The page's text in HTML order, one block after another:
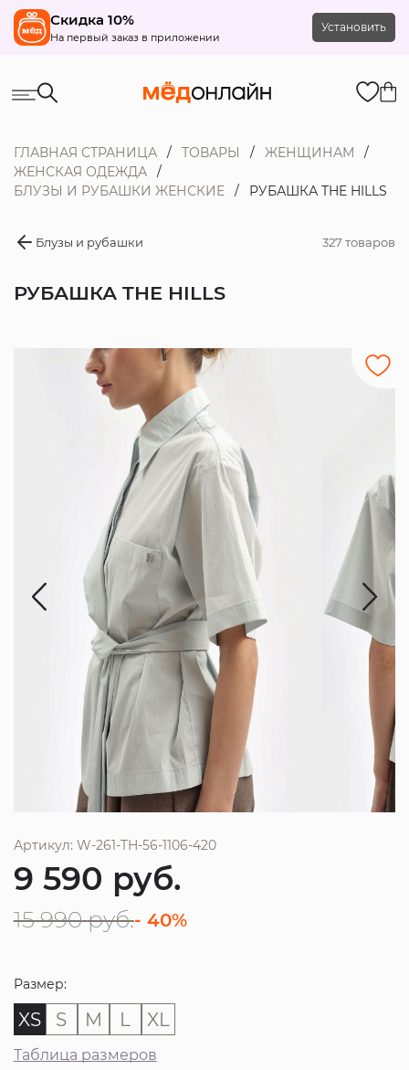
Скидка 10%
На первый заказ в приложении
Установить
ГЛАВНАЯ СТРАНИЦА ТОВАРЫ
ЖЕНЩИНАМ
ЖЕНСКАЯ ОДЕЖДА
БЛУЗЫ И РУБАШКИ ЖЕНСКИЕ
РУБАШКА THE HILLS
Блузы и рубашки 327 товаров
РУБАШКА THE HILLS
Артикул: W-261-TH-56-1106-420
9 590 руб.
15 990 руб.- 40%
Размер:
XS S M L XL
Таблица размеров